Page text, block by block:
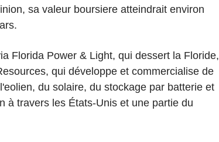
sa valeur boursiere atteindrait environ
Florida Power & Light, qui dessert la Floride,
qui développe et commercialise de
du solaire, du stockage par batterie et
à travers les États-Unis et une partie du